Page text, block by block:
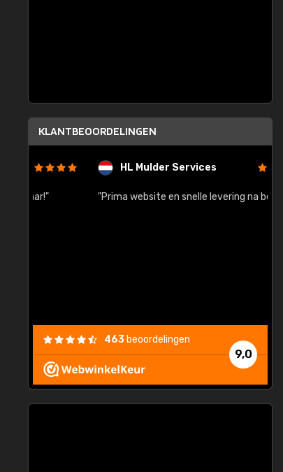
KLANTBEOORDELINGEN
HL Mulder Services
"Prima website en snelle levering na bestelling"
9,0
463 beoordelingen